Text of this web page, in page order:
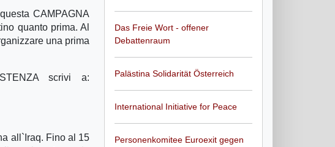
CAMPAGNA
quanto prima. Al
una prima
scrivi a:
all`Iraq. Fino al 15
Das Freie Wort - offener
Debattenraum
Palästina Solidarität Österreich
International Initiative for Peace
Personenkomitee Euroexit gegen